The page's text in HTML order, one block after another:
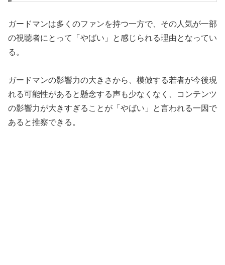
ガードマンは多くのファンを持つ一方で、その人気が一部
の視聴者にとって「やばい」と感じられる理由となってい
る。
ガードマンの影響力の大きさから、模倣する若者が今後現
れる可能性があると懸念する声も少なくなく、コンテンツ
の影響力が大きすぎることが「やばい」と言われる一因で
あると推察できる。